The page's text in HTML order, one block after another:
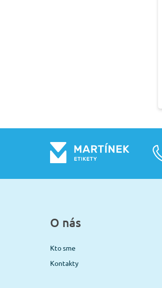
O nás
Kto sme
Kontakty